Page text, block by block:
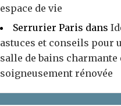
espace de vie
Serrurier Paris dans
astuces et conseils pour
salle de bains charmante
soigneusement rénovée